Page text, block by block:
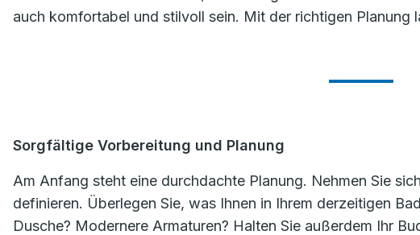
auch komfortabel und stilvoll sein. Mit der richtigen Planung
Sorgfältige Vorbereitung und Planung
Am Anfang steht eine durchdachte Planung. Nehmen Sie
definieren. Überlegen Sie, was Ihnen in Ihrem derzeitigen
Dusche? Modernere Armaturen? Halten Sie außerdem Ihr